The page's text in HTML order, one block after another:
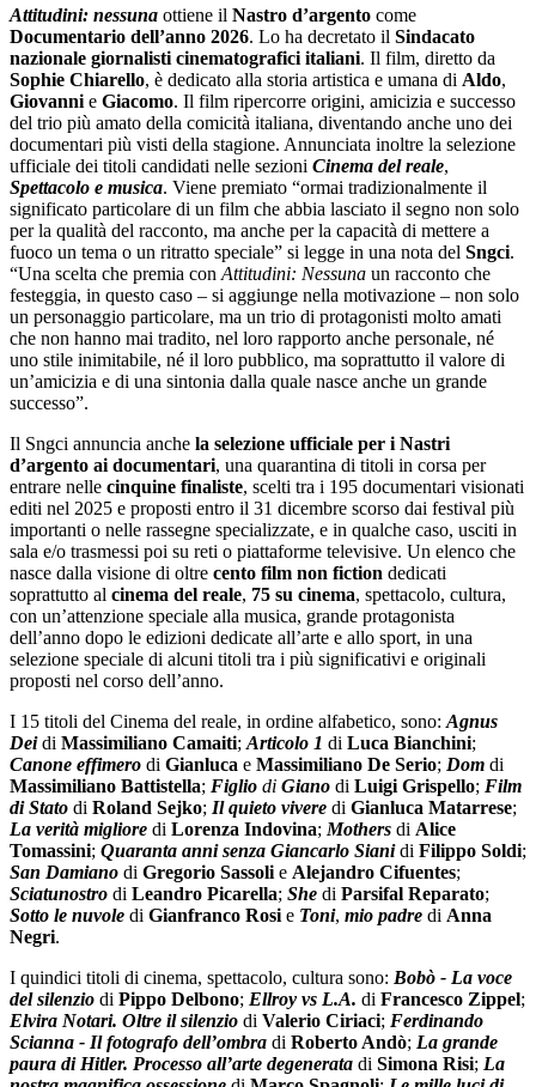
Attitudini: nessuna ottiene il Nastro d’argento come
Documentario dell’anno 2026. Lo ha decretato il Sindacato
nazionale giornalisti cinematografici italiani. Il film, diretto da
Sophie Chiarello, è dedicato alla storia artistica e umana di Aldo,
Giovanni e Giacomo. Il film ripercorre origini, amicizia e successo
del trio più amato della comicità italiana, diventando anche uno dei
documentari più visti della stagione. Annunciata inoltre la selezione
ufficiale dei titoli candidati nelle sezioni Cinema del reale,
Spettacolo e musica. Viene premiato “ormai tradizionalmente il
significato particolare di un film che abbia lasciato il segno non solo
per la qualità del racconto, ma anche per la capacità di mettere a
fuoco un tema o un ritratto speciale” si legge in una nota del Sngci.
“Una scelta che premia con Attitudini: Nessuna un racconto che
festeggia, in questo caso – si aggiunge nella motivazione – non solo
un personaggio particolare, ma un trio di protagonisti molto amati
che non hanno mai tradito, nel loro rapporto anche personale, né
uno stile inimitabile, né il loro pubblico, ma soprattutto il valore di
un’amicizia e di una sintonia dalla quale nasce anche un grande
successo”.
Il Sngci annuncia anche la selezione ufficiale per i Nastri
d’argento ai documentari, una quarantina di titoli in corsa per
entrare nelle cinquine finaliste, scelti tra i 195 documentari visionati
editi nel 2025 e proposti entro il 31 dicembre scorso dai festival più
importanti o nelle rassegne specializzate, e in qualche caso, usciti in
sala e/o trasmessi poi su reti o piattaforme televisive. Un elenco che
nasce dalla visione di oltre cento film non fiction dedicati
soprattutto al cinema del reale, 75 su cinema, spettacolo, cultura,
con un’attenzione speciale alla musica, grande protagonista
dell’anno dopo le edizioni dedicate all’arte e allo sport, in una
selezione speciale di alcuni titoli tra i più significativi e originali
proposti nel corso dell’anno.
I 15 titoli del Cinema del reale, in ordine alfabetico, sono: Agnus
Deidi Massimiliano Camaiti; Articolo 1 di Luca Bianchini;
Canone effimero di Gianluca e Massimiliano De Serio; Dom di
Massimiliano Battistella; Figlio di Giano di Luigi Grispello; Film
di Stato di Roland Sejko; Il quieto vivere di Gianluca Matarrese;
La verità migliore di Lorenza Indovina; Mothers di Alice
Tomassini; Quaranta anni senza Giancarlo Sianidi Filippo Soldi;
San Damiano di Gregorio Sassoli e Alejandro Cifuentes;
Sciatunostro di Leandro Picarella; She di Parsifal Reparato;
Sotto le nuvole di Gianfranco Rosi e Toni, mio padre di Anna
Negri.
I quindici titoli di cinema, spettacolo, cultura sono: Bobò - La voce
del silenzio di Pippo Delbono; Ellroy vs L.A. di Francesco Zippel;
Elvira Notari. Oltre il silenzio di Valerio Ciriaci; Ferdinando
Scianna - Il fotografo dell’ombra di Roberto Andò; La grande
paura di Hitler. Processo all’arte degenerata di Simona Risi; La